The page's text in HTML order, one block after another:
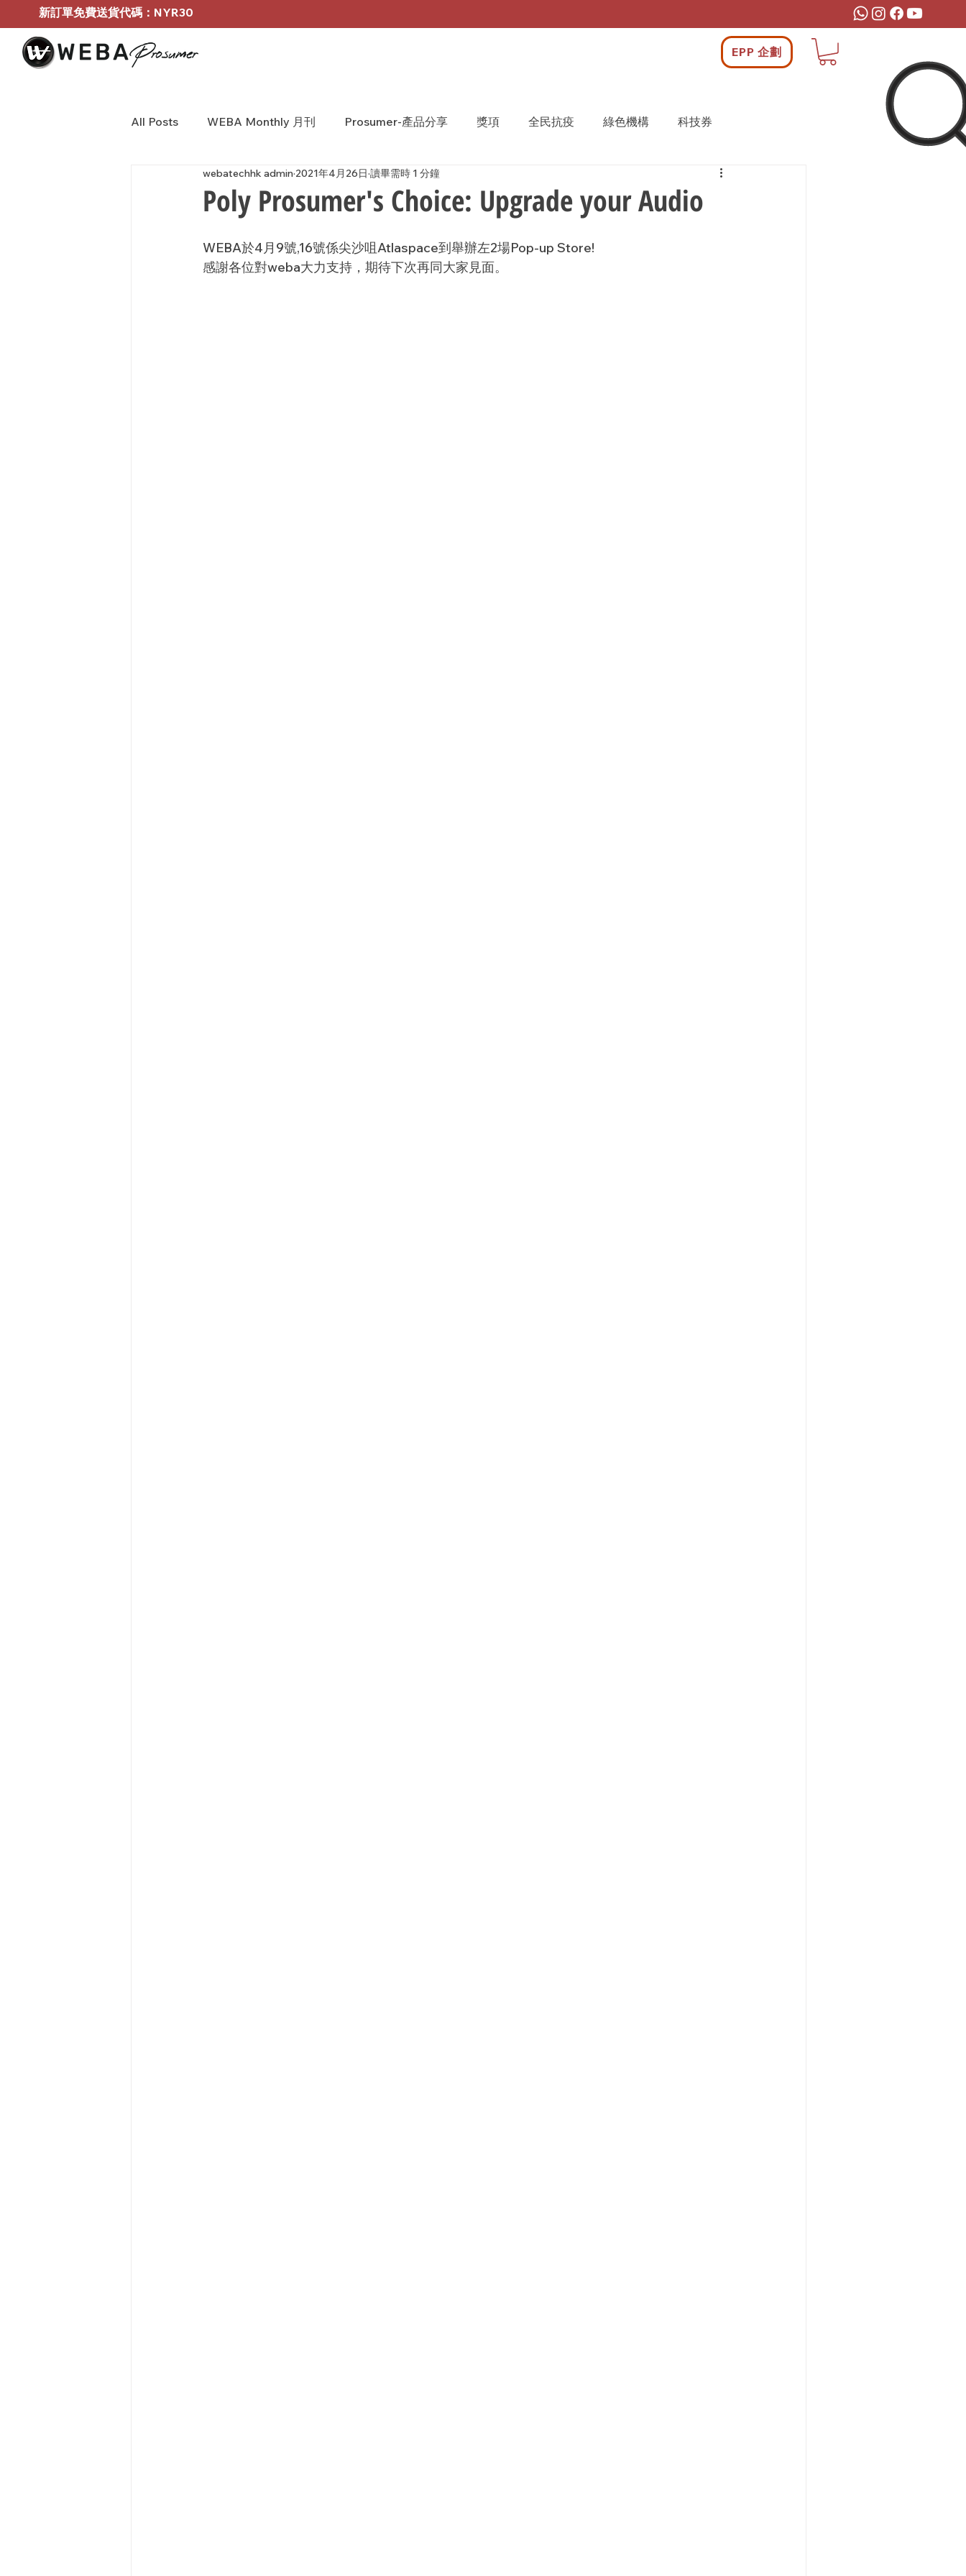
新訂單免費送貨代碼：NYR30
EPP 企劃
All Posts WEBA Monthly 月刊 Prosumer-產品分享 獎項 全民抗疫 綠色機構 科技券
BOSE Profressional WEBA Monthly 台灣月刊
Poly Prosumer's Choice: Upgrade your Audio
webatechhk admin 2021年4月26日 讀畢需時 1 分鐘
WEBA於4月9號,16號係尖沙咀Atlaspace到舉辦左2場Pop-up Store!
感謝各位對weba大力支持，期待下次再同大家見面。